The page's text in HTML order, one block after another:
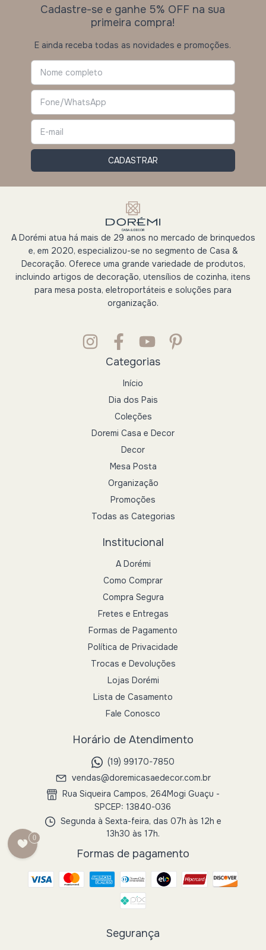
Cadastre-se e ganhe 5% OFF na sua
primeira compra!
E ainda receba todas as novidades e promoções.
A Dorémi atua há mais de 29 anos no mercado de brinquedos
e, em 2020, especializou-se no segmento de Casa &
Decoração. Oferece uma grande variedade de produtos,
incluindo artigos de decoração, utensílios de cozinha, itens
para mesa posta, eletroportáteis e soluções para
organização.
Categorias
Início
Dia dos Pais
Coleções
Doremi Casa e Decor
Decor
Mesa Posta
Organização
Promoções
Todas as Categorias
Institucional
A Dorémi
Como Comprar
Compra Segura
Fretes e Entregas
Formas de Pagamento
Política de Privacidade
Trocas e Devoluções
Lojas Dorémi
Lista de Casamento
Fale Conosco
Horário de Atendimento
(19) 99170-7850
vendas@doremicasaedecor.com.br
Rua Siqueira Campos, 264Mogi Guaçu -
SPCEP: 13840-036
Segunda à Sexta-feira, das 07h às 12h e
13h30 às 17h.
Formas de pagamento
Segurança
0